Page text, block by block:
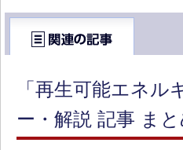
「再生可能エネ
ー・解説 記事 ま